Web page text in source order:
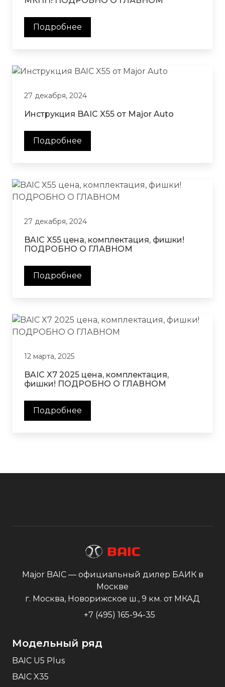
Подробнее
27 декабря, 2024
Инструкция BAIC X55 от Major Auto
Подробнее
27 декабря, 2024
BAIC X55 цена, комплектация, фишки!
ПОДРОБНО О ГЛАВНОМ
Подробнее
12 марта, 2025
BAIC X7 2025 цена, комплектация,
фишки! ПОДРОБНО О ГЛАВНОМ
Подробнее
Major BAIC — официальный дилер БАИК в
Москве
г. Москва, Новорижское ш., 9 км. от МКАД
+7 (495) 165-94-35
Модельный ряд
BAIC U5 Plus
BAIC X35